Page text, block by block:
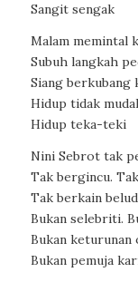
Sangit sengak
Malam memintal
Subuh langkah
Siang berkubang
Hidup tidak
Hidup teka-teki
Nini Sebrot tak
Tak bergincu.
Tak berkain
Bukan selebriti.
Bukan keturunan
Bukan pemuja